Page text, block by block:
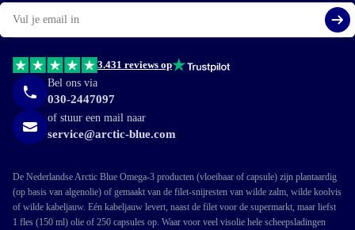
E-
mail
3.431 reviews op
Bel ons via
030-2447097
of stuur een mail naar
service@arctic-blue.com
De Nederlandse Arctic Blue Omega-3 producten (vloeibaar of capsule) zijn plantaardig
(op basis van algenolie) of gemaakt van de filet-snijresten van wilde zalm, wilde koolvis
of wilde kabeljauw. Eén kabeljauw levert, naast de filet voor de supermarkt, maar liefst
1 fles (150 ml) olie of 250 capsules op. Waar voor veel visolie hele scheepsladingen